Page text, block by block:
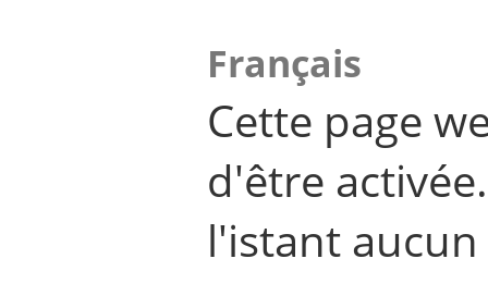
Français
Cette page
d'être
l'istant